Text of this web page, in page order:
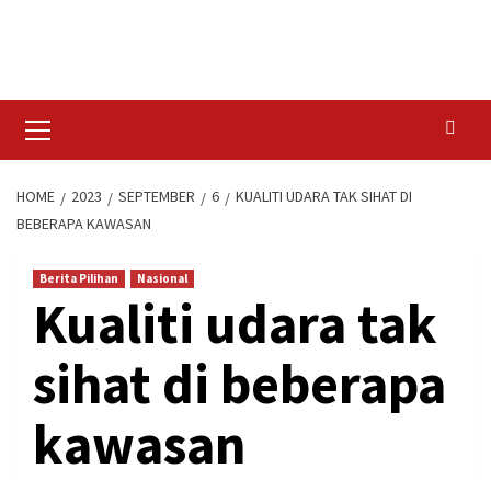
Menu
HOME 2023 SEPTEMBER 6
KUALITI UDARA TAK SIHAT DI
BEBERAPA KAWASAN
Berita Pilihan Nasional
Kualiti udara tak
sihat di beberapa
kawasan